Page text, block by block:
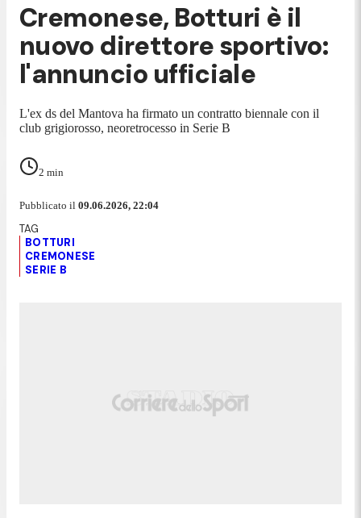
Cremonese, Botturi è il
nuovo direttore sportivo:
l'annuncio ufficiale
L'ex ds del Mantova ha firmato un contratto biennale con il
club grigiorosso, neoretrocesso in Serie B
2 min
Pubblicato il 09.06.2026, 22:04
BOTTURI
CREMONESE
SERIE B